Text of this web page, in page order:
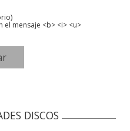
el mensaje <b> <i> <u>
DISCOS